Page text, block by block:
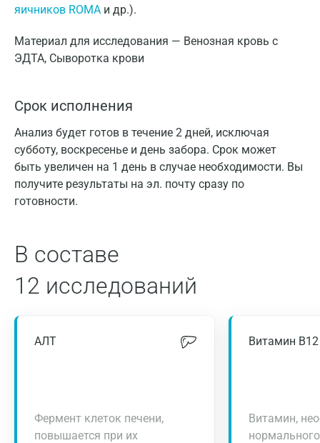
яичников ROMA и др.).
Материал для исследования — Венозная кровь с
ЭДТА, Сыворотка крови
Срок исполнения
Анализ будет готов в течение 2 дней, исключая
субботу, воскресенье и день забора. Срок может
быть увеличен на 1 день в случае необходимости. Вы
получите результаты на эл. почту сразу по
готовности.
В составе
12 исследований
АЛТ
Фермент клеток печени,
повышается при их
Витамин В12
Витамин,
нормального